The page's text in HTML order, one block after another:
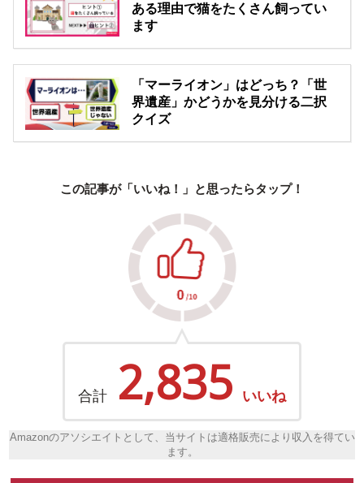
ある理由で猫をたくさん飼ってい
ます
「マーライオン」はどっち？「世
界遺産」かどうかを見分ける二択
クイズ
この記事が「いいね！」と思ったらタップ！
合計 2,835 いいね
Amazonのアソシエイトとして、当サイトは適格販売により収入を得てい
ます。